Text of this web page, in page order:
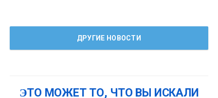
ДРУГИЕ НОВОСТИ
ЭТО МОЖЕТ ТО, ЧТО ВЫ ИСКАЛИ